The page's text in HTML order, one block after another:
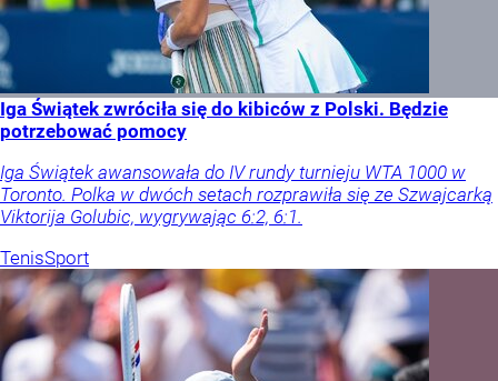
Iga Świątek zwróciła się do kibiców z Polski. Będzie
potrzebować pomocy
Iga Świątek awansowała do IV rundy turnieju WTA 1000 w
Toronto. Polka w dwóch setach rozprawiła się ze Szwajcarką
Viktorija Golubic, wygrywając 6:2, 6:1.
TenisSport